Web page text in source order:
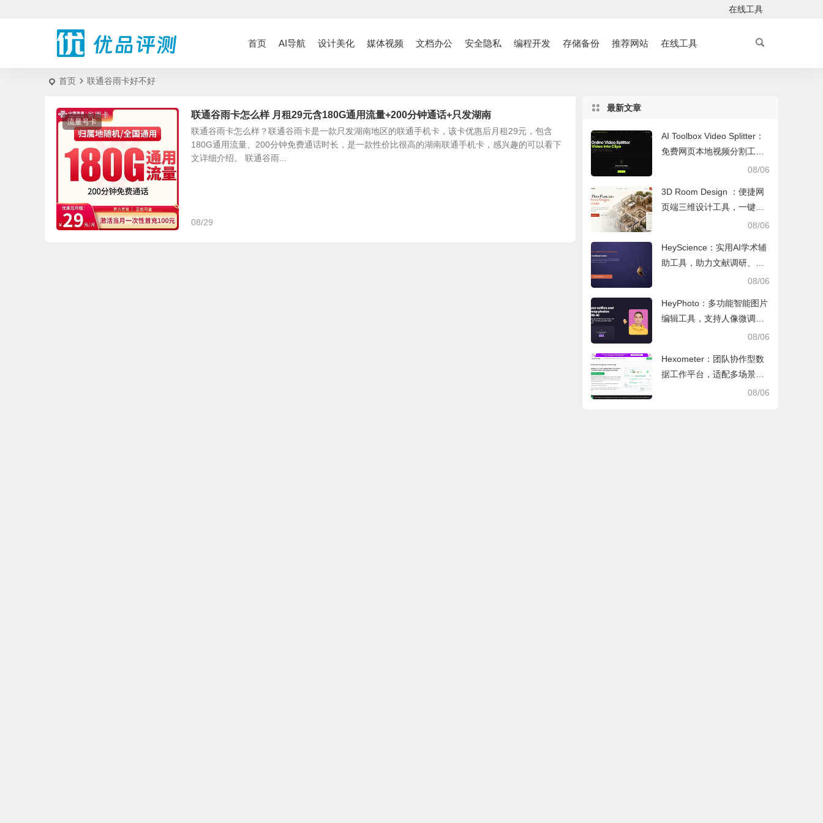
在线工具
首页 AI导航 设计美化 媒体视频 文档办公 安全隐私 编程开发 存储备份 推荐网站 在线工具
首页 联通谷雨卡好不好
流量号卡
联通谷雨卡怎么样 月租29元含180G通用流量+200分钟通话+只发湖南
联通谷雨卡怎么样？联通谷雨卡是一款只发湖南地区的联通手机卡，该卡优惠后月租29元，包含
180G通用流量、200分钟免费通话时长，是一款性价比很高的湖南联通手机卡，感兴趣的可以看下
文详细介绍。 联通谷雨...
08/29
最新文章
AI Toolbox Video Splitter：
免费网页本地视频分割工
具，多模式裁切高清视频且
08/06
3D Room Design ：便捷网
页端三维设计工具，一键户
型建模、实时改色布景助力
08/06
HeyScience：实用AI学术辅
助工具，助力文献调研、论
文审阅与日常学业研究工作
08/06
HeyPhoto：多功能智能图片
编辑工具，支持人像微调、
艺术创作与日常隐私防护08/06
Hexometer：团队协作型数
据工作平台，适配多场景数
据分析、高效办公与企业安
08/06